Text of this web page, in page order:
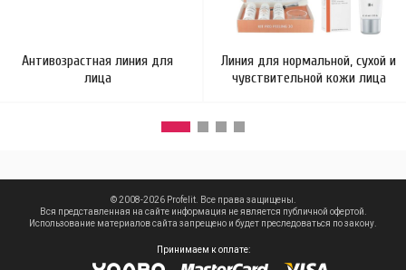
Антивозрастная линия для
лица
Линия для нормальной, сухой и
чувствительной кожи лица
© 2008-2026 Profelit. Все права защищены.
Вся представленная на сайте информация не является публичной офертой.
Использование материалов сайта запрещено и будет преследоваться по закону.
Принимаем к оплате: